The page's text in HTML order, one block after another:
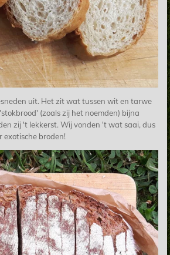
uit. Het zit wat tussen wit en tarwe
(zoals zij het noemden) bijna
zij 't lekkerst. Wij vonden 't wat saai, dus
exotische broden!